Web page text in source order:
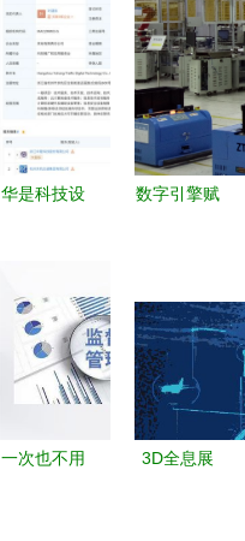
华是科技设
布局集成电
路与数字技
术服务新赛
道
数字引擎赋
沙智能工厂
获国家级试
点示范的启
示
一次也不用
3D全息展